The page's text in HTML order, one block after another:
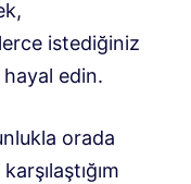
istediğiniz
edin.
orada